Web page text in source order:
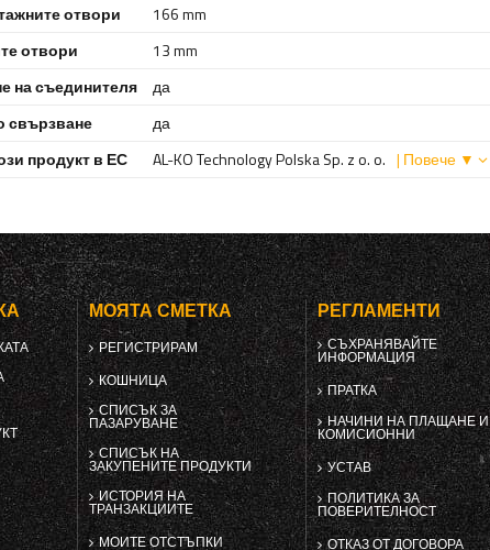
отвори
166 mm
отвори
13 mm
на съединителя
да
свързване
да
продукт в ЕС
AL-KO Technology Polska Sp. z o. o. | Повече ▼
МОЯТА СМЕТКА
РЕГИСТРИРАМ
КОШНИЦА
СПИСЪК ЗА
ПАЗАРУВАНЕ
СПИСЪК НА
ЗАКУПЕНИТЕ ПРОДУКТИ
ИСТОРИЯ НА
ТРАНЗАКЦИИТЕ
МОИТЕ ОТСТЪПКИ
РЕГЛАМЕНТИ
СЪХРАНЯВАЙТЕ
ИНФОРМАЦИЯ
ПРАТКА
НАЧИНИ НА ПЛАЩАНЕ И
КОМИСИОННИ
УСТАВ
ПОЛИТИКА ЗА
ПОВЕРИТЕЛНОСТ
ОТКАЗ ОТ ДОГОВОРА